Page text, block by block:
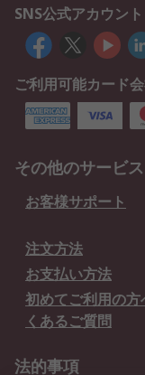
SNS公式アカウント
ご利用可能カード
その他のサービス
お客様サポート
注文方法
お支払い方法
初めてご利用の方
くあるご質問
法的事項